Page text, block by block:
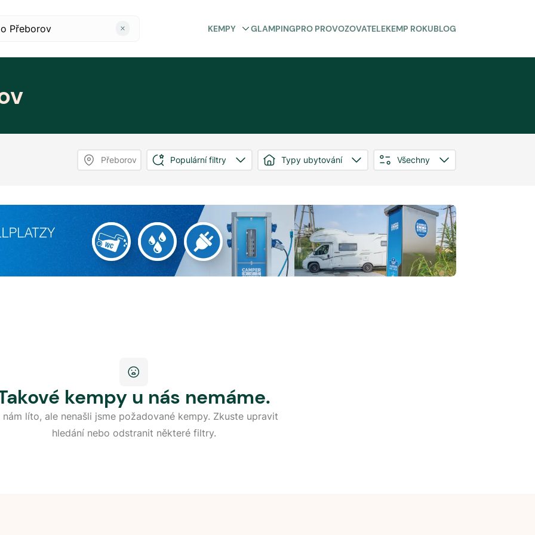
KEMPY GLAMPINGPRO PROVOZOVATELEKEMP ROKUBLOG
Přeborov Populární filtry Typy ubytování Všechny
kempy u nás nemáme.
nám líto, ale nenašli jsme požadované kempy. Zkuste upravit
hledání nebo odstranit některé filtry.